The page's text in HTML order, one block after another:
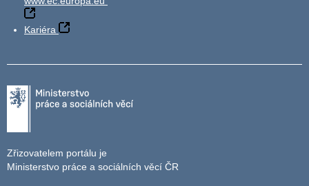
Kariéra
Zřizovatelem portálu je
Ministerstvo práce a sociálních věcí ČR